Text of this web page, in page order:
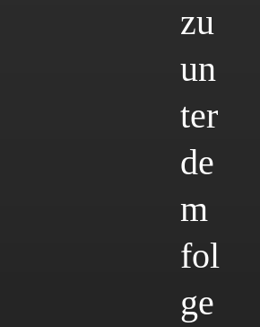
zu
un
ter
de
m
fol
ge